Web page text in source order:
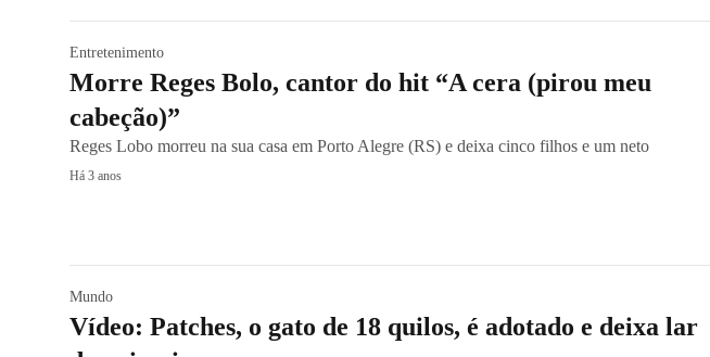
Entretenimento
Morre Reges Bolo, cantor do hit “A cera (pirou meu
cabeção)”
Reges Lobo morreu na sua casa em Porto Alegre (RS) e deixa cinco filhos e um neto
Há 3 anos
Mundo
Vídeo: Patches, o gato de 18 quilos, é adotado e deixa lar